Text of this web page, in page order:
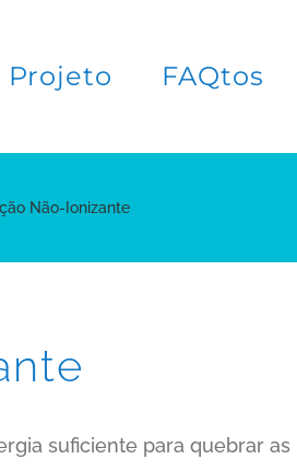
Projeto FAQtos
Não-Ionizante
suficiente para quebrar